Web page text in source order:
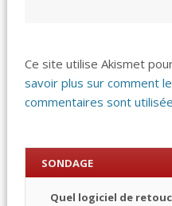
Ce site utilise Akismet
savoir plus sur comment
commentaires sont
SONDAGE
Quel logiciel de